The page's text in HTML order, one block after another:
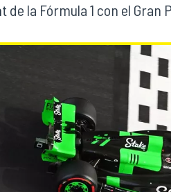
de la Fórmula 1 con el Gran